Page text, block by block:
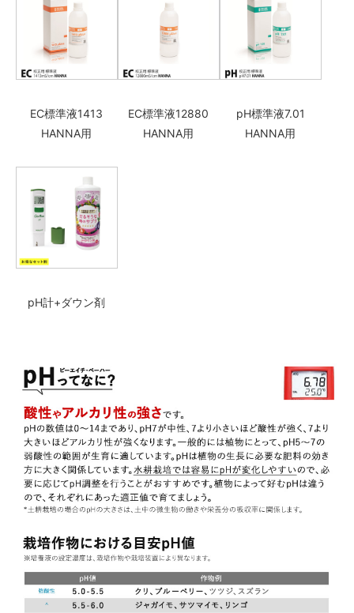
EC標準液1413
HANNA用
EC標準液12880
HANNA用
pH標準液7.01
HANNA用
pH計+ダウン剤